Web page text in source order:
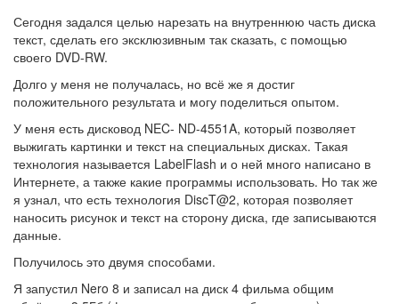
Сегодня задался целью нарезать на внутреннюю часть диска
текст, сделать его эксклюзивным так сказать, с помощью
своего DVD-RW.
Долго у меня не получалась, но всё же я достиг
положительного результата и могу поделиться опытом.
У меня есть дисковод NEC- ND-4551A, который позволяет
выжигать картинки и текст на специальных дисках. Такая
технология называется LabelFlash и о ней много написано в
Интернете, а также какие программы использовать. Но так же
я узнал, что есть технология DiscT@2, которая позволяет
наносить рисунок и текст на сторону диска, где записываются
данные.
Получилось это двумя способами.
Я запустил Nero 8 и записал на диск 4 фильма общим